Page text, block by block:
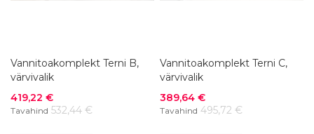
Vannitoakomplekt Terni B,
värvivalik
Soodushind
419,22 €
Tavahind 532,44 €
Vannitoakomplekt Terni C,
värvivalik
Soodushind
389,64 €
Tavahind 495,72 €